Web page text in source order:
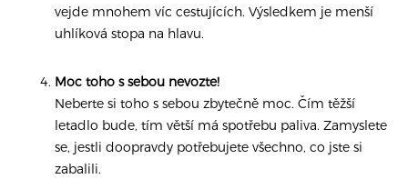
vejde mnohem víc cestujících. Výsledkem je menší
uhlíková stopa na hlavu.
Moc toho s sebou nevozte!
Neberte si toho s sebou zbytečně moc. Čím těžší
letadlo bude, tím větší má spotřebu paliva. Zamyslete
se, jestli doopravdy potřebujete všechno, co jste si
zabalili.